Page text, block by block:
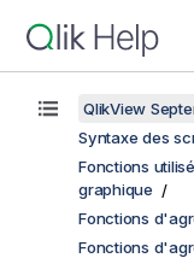
QlikView
Syntaxe des
Fonctions
graphique
Fonctions
Fonctions